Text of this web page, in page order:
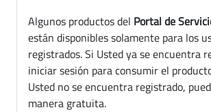
Algunos productos del Portal de
están disponibles solamente para los
registrados. Si Usted ya se encuentra
iniciar sesión para consumir el
Usted no se encuentra registrado,
manera gratuita.